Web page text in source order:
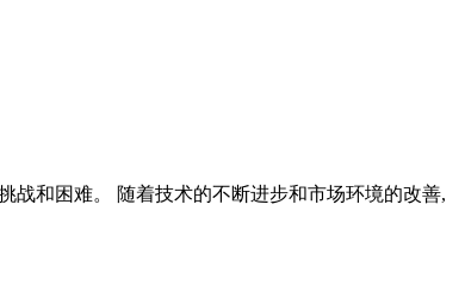
战和困难。 随着技术的不断进步和市场环境的改善,